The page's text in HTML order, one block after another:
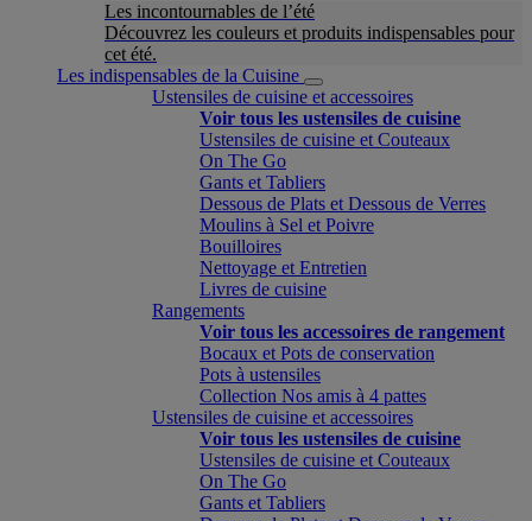
Les incontournables de l’été
Découvrez les couleurs et produits indispensables pour
cet été.
Les indispensables de la Cuisine
Ustensiles de cuisine et accessoires
Voir tous les ustensiles de cuisine
Ustensiles de cuisine et Couteaux
On The Go
Gants et Tabliers
Dessous de Plats et Dessous de Verres
Moulins à Sel et Poivre
Bouilloires
Nettoyage et Entretien
Livres de cuisine
Rangements
Voir tous les accessoires de rangement
Bocaux et Pots de conservation
Pots à ustensiles
Collection Nos amis à 4 pattes
Ustensiles de cuisine et accessoires
Voir tous les ustensiles de cuisine
Ustensiles de cuisine et Couteaux
On The Go
Gants et Tabliers